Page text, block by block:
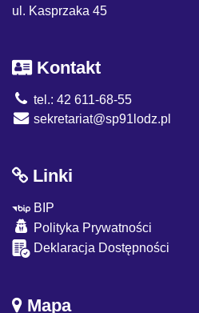
ul. Kasprzaka 45
Kontakt
tel.: 42 611-68-55
sekretariat@sp91lodz.pl
Linki
BIP
Polityka Prywatności
Deklaracja Dostępności
Mapa